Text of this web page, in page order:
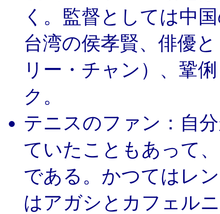
く。監督としては中
台湾の侯孝賢、俳優
リー・チャン）、鞏
ク。
テニスのファン：自
ていたこともあって
である。かつてはレ
はアガシとカフェル